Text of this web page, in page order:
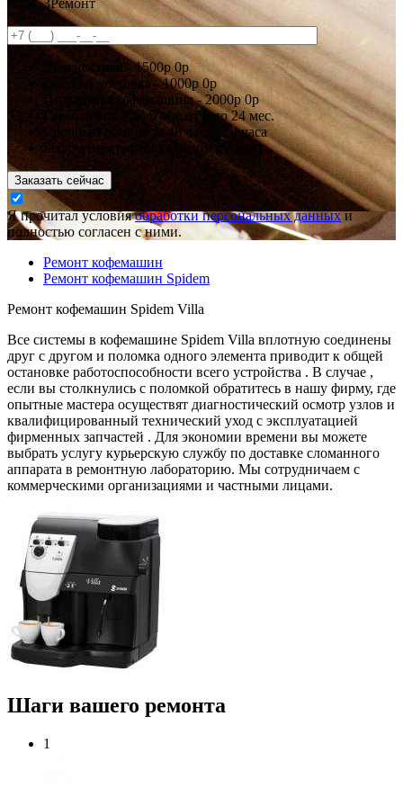
3Ремонт
Диагностика -1500р0р
Выезд и доставка -1000р0р
Подменная кофемашина -2000р0р
Гарантия
от 3 до 6 мес от 6 до 24 мес.
Срочный ремонт за48 часов
24 часа
Бесплатная парковка рядом с нами!
Заказать сейчас
Я прочитал условияобработки персональных данныхи
полностью согласен с ними.
Ремонт кофемашин
Ремонт кофемашин Spidem
Ремонт кофемашин Spidem Villa
Все системы в кофемашине Spidem Villa вплотную соединены
друг с другом и поломка одного элемента приводит к общей
остановке работоспособности всего устройства . В случае ,
если вы столкнулись с поломкой обратитесь в нашу фирму, где
опытные мастера осуществят диагностический осмотр узлов и
квалифицированный технический уход с эксплуатацией
фирменных запчастей . Для экономии времени вы можете
выбрать услугу курьерскую службу по доставке сломанного
аппарата в ремонтную лабораторию. Мы сотрудничаем с
коммерческими организациями и частными лицами.
Шаги вашего ремонта
1